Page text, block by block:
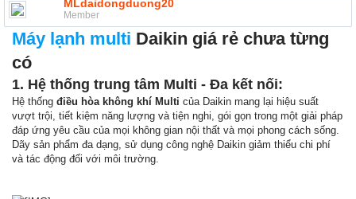
MLdaidongduong20
Member
Máy lạnh multi Daikin giá rẻ chưa từng
có
1. Hệ thống trung tâm Multi - Đa kết nối:
Hệ thống điều hòa không khí Multi của Daikin mang lại hiệu suất
vượt trội, tiết kiệm năng lượng và tiện nghi, gói gọn trong một giải pháp
đáp ứng yêu cầu của mọi không gian nội thất và mọi phong cách sống.
Dãy sản phẩm đa dạng, sử dụng công nghệ Daikin giảm thiểu chi phí
và tác động đối với môi trường.